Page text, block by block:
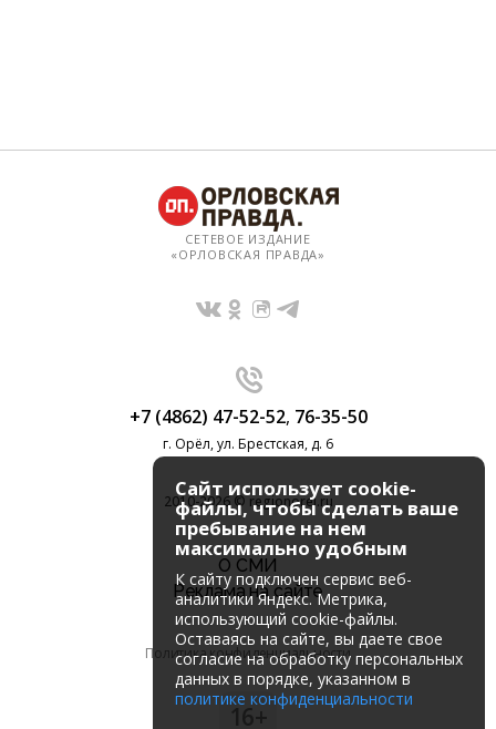
СЕТЕВОЕ ИЗДАНИЕ
«ОРЛОВСКАЯ ПРАВДА»
+7 (4862) 47-52-52, 76-35-50
г. Орёл, ул. Брестская, д. 6
2010-2026 © regionorel.ru
О СМИ
Реклама на сайте
Политика конфиденциальности
16+
Сайт использует cookie-
файлы, чтобы сделать ваше
пребывание на нем
максимально удобным
К cайту подключен сервис веб-
аналитики Яндекс. Метрика,
использующий cookie-файлы.
Оставаясь на сайте, вы даете свое
согласие на обработку персональных
данных в порядке, указанном в
политике конфиденциальности